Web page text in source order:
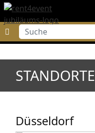
Suche
STANDORTE
Düsseldorf